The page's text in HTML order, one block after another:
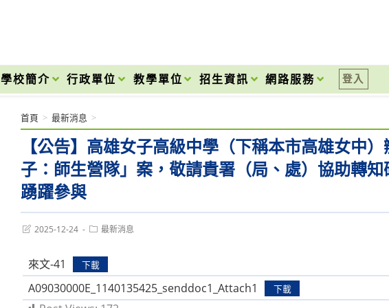
學校簡介 行政單位 教學單位 招生資訊 網路服務 登入
【公告】高雄女子高級中學（下稱本市高雄女中
子：師生營隊」案，敬請貴署（局、處）協助轉
踴躍參與
首頁 > 最新消息 >
Post2025-12-24
Post最新消息
來文-41 下載
A09030000E_1140135425_senddoc1_Attach1 下載